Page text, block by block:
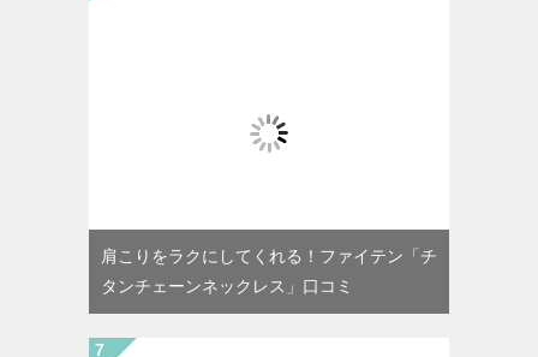
肩こりをラクにしてくれる！ファイテン「チ
タンチェーンネックレス」口コミ